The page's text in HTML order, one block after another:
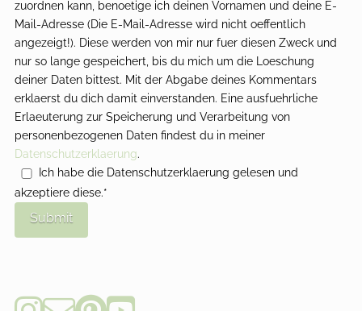
zuordnen kann, benoetige ich deinen Vornamen und deine E-
Mail-Adresse (Die E-Mail-Adresse wird nicht oeffentlich
angezeigt!). Diese werden von mir nur fuer diesen Zweck und
nur so lange gespeichert, bis du mich um die Loeschung
deiner Daten bittest. Mit der Abgabe deines Kommentars
erklaerst du dich damit einverstanden. Eine ausfuehrliche
Erlaeuterung zur Speicherung und Verarbeitung von
personenbezogenen Daten findest du in meiner
Datenschutzerklaerung.
Ich habe die Datenschutzerklaerung gelesen und
akzeptiere diese.*